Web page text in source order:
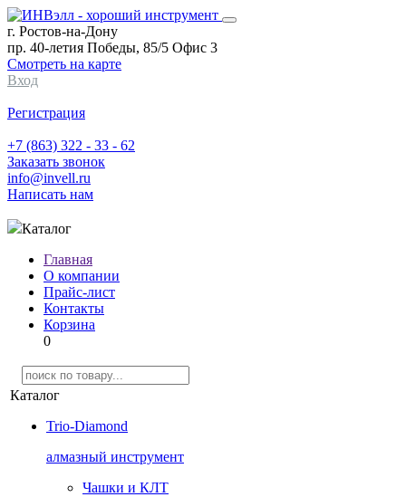
г. Ростов-на-Дону
пр. 40-летия Победы, 85/5 Офис 3
Смотреть на карте
Вход
Регистрация
+7 (863) 322 - 33 - 62
Заказать звонок
info@invell.ru
Написать нам
Каталог
Главная
О компании
Прайс-лист
Контакты
Корзина
0
Каталог
Trio-Diamond
алмазный инструмент
Чашки и КЛТ